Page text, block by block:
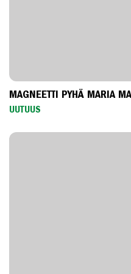
MAGNEETTI PYHÄ MARIA
UUTUUS